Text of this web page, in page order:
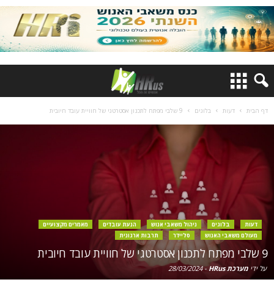
דף הבית דעות בלוגים 9 שלבי מפתח לתכנון אסטרטגי של חוויית עובד חיובית
דעות בלוגים ניהול משאבי אנוש הנעת עובדים
מאמרים מקצועיים
מעולם משאבי האנוש
סליידר תרבות ארגונית
9 שלבי מפתח לתכנון אסטרטגי של חוויית עובד חיובית
על ידי מערכת HRus -
28/03/2024